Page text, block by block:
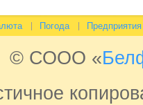
Погода Предприятия
© СООО «